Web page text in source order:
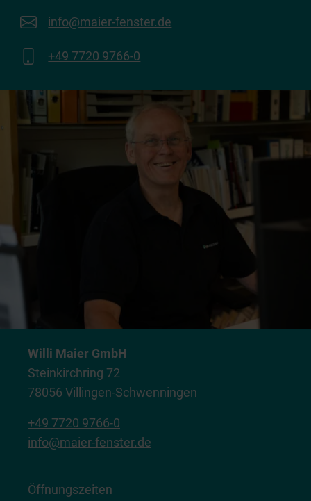
info@maier-fenster.de
+49 7720 9766-0
Willi Maier GmbH
Steinkirchring 72
78056 Villingen-Schwenningen
+49 7720 9766-0
info@maier-fenster.de
Öffnungszeiten